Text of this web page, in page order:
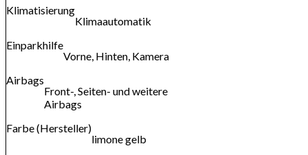
Klimatisierung
Klimaautomatik
Einparkhilfe
Vorne, Hinten, Kamera
Airbags
Front-, Seiten- und weitere
Airbags
Farbe (Hersteller)
limone gelb